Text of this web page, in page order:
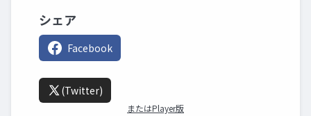
シェア
Facebook
(Twitter)
またはPlayer版